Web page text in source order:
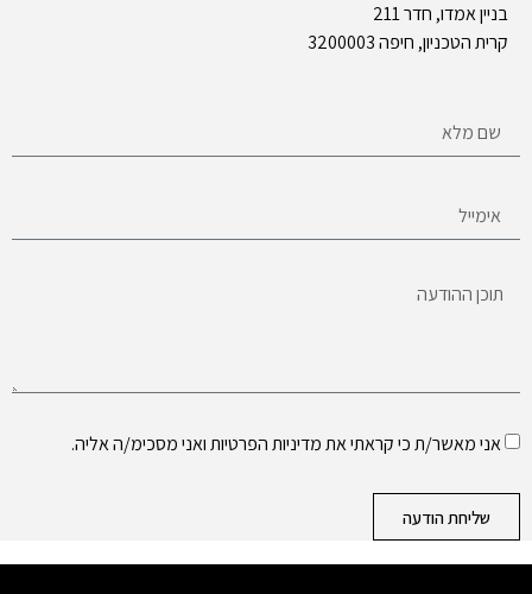
בניין אמדו, חדר 211
קרית הטכניון, חיפה 3200003
אני מאשר/ת כי קראתי אתמדיניות הפרטיותואני מסכימ/ה אליה.
שליחת הודעה